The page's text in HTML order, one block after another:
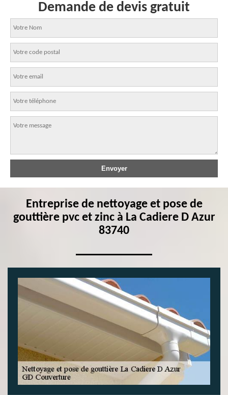
Demande de devis gratuit
Entreprise de nettoyage et pose de
gouttière pvc et zinc à La Cadiere D Azur
83740